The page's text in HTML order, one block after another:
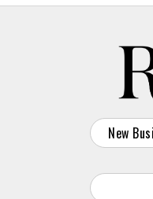
New